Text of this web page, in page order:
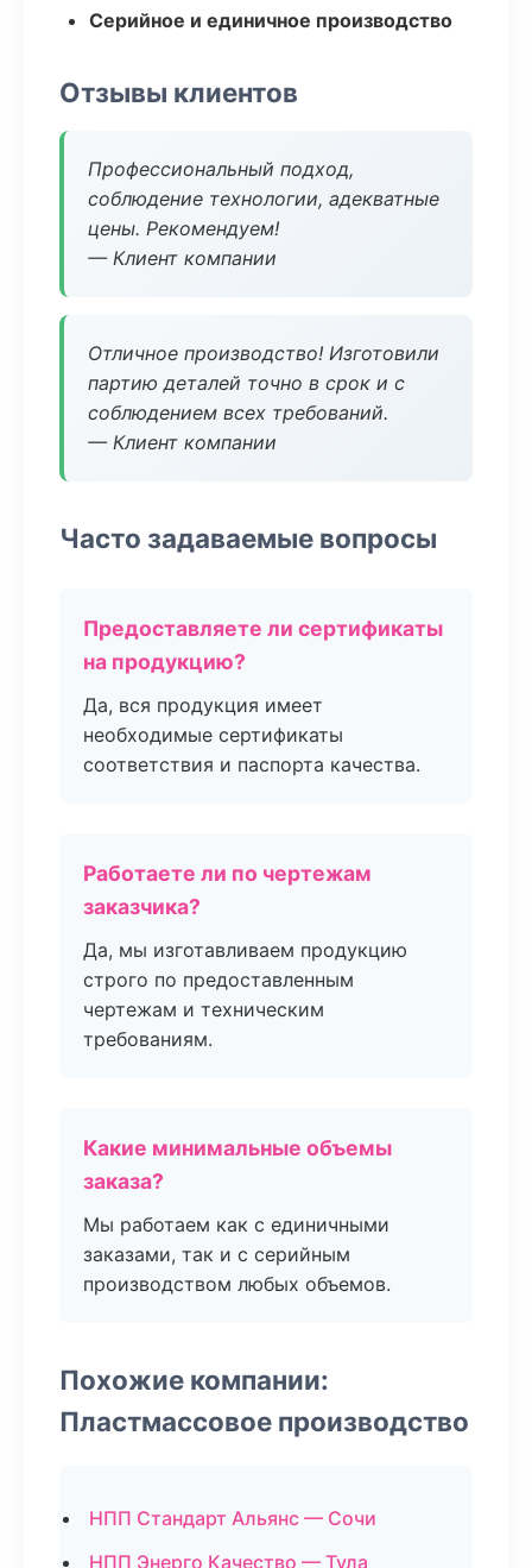
Серийное и единичное производство
Отзывы клиентов
Профессиональный подход,
соблюдение технологии, адекватные
цены. Рекомендуем!
— Клиент компании
Отличное производство! Изготовили
партию деталей точно в срок и с
соблюдением всех требований.
— Клиент компании
Часто задаваемые вопросы
Предоставляете ли сертификаты
на продукцию?
Да, вся продукция имеет
необходимые сертификаты
соответствия и паспорта качества.
Работаете ли по чертежам
заказчика?
Да, мы изготавливаем продукцию
строго по предоставленным
чертежам и техническим
требованиям.
Какие минимальные объемы
заказа?
Мы работаем как с единичными
заказами, так и с серийным
производством любых объемов.
Похожие компании:
Пластмассовое производство
НПП Стандарт Альянс — Сочи
НПП Энерго Качество — Тула